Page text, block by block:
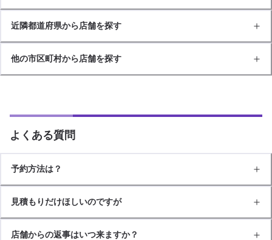
近隣都道府県から店舗を探す
他の市区町村から店舗を探す
よくある質問
予約方法は？
見積もりだけほしいのですが
店舗からの返事はいつ来ますか？